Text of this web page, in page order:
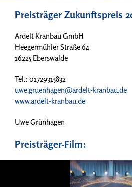
Preisträger Zukunftspreis
Ardelt Kranbau GmbH
Heegermühler Straße 64
16225 Eberswalde
Tel.: 01729315832
uwe.gruenhagen@ardelt-kranbau.de
www.ardelt-kranbau.de
Uwe Grünhagen
Preisträger-Film: